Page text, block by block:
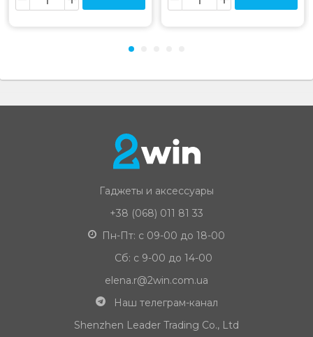
Гаджеты и аксессуары
+38 (068) 011 81 33
Пн-Пт: с 09-00 до 18-00
Сб: с 9-00 до 14-00
elena.r@2win.com.ua
Наш телеграм-канал
Shenzhen Leader Trading Co., Ltd